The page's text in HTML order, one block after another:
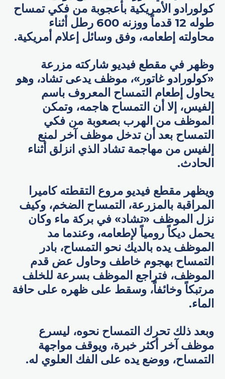
كولورادو الأمريكية بأعجوبة من فكي تمساح
طوله 12 قدماً ووزنه 600 رطل أثناء
محاولته إطعامه، وفق وسائل إعلام أمريكية.
وظهر في مقطع فيديو شاركته مزرعة
«كولورادو غاتور»، موظف يدعى تشاد، وهو
يحاول إطعام التمساح المعروف باسم
إلفيس، إلا أن التمساح هاجمه، وتمكن
الموظف من الهرب بصعوبة من فكي
التمساح بعد أن تدخل موظف آخر لمنع
إلفيس من مهاجمة تشاد الذي انزلق أثناء
الحادث.
ويظهر مقطع فيديو مروع التقطته كاميرا
المراقبة بالمزرعة، التمساح الضخم، وكيف
نزل الموظف «تشاد» في بركة ماء وكان
يحمل ديكاً رومياً لإطعامه، وعندما مد
الموظف يده بالديك نحو التمساح، بادر
التمساح بهجوم خاطف وحاول عض قدم
الموظف، فتراجع الموظف بسرعة للخلف
مرتبكاً وخائفاً، وسقط على ظهره على حافة
الماء.
وبعد ذلك تحرك التمساح نحوه، ليسرع
موظف آخر أكثر خبرة، ويوقف مواجهة
التمساح، ووضع يده على الفك العلوي له.